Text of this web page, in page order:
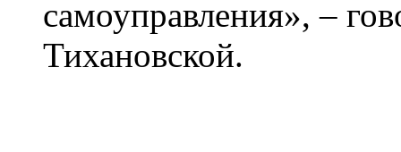
самоуправления», –
Тихановской.